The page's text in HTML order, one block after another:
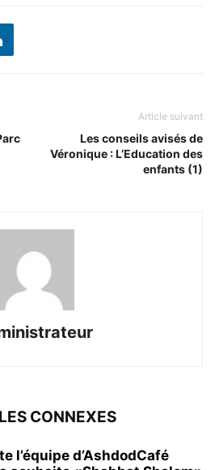
Article suivant
Les conseils avisés de
Véronique : L’Education des
enfants (1)
CONNEXES
l’équipe d’AshdodCafé